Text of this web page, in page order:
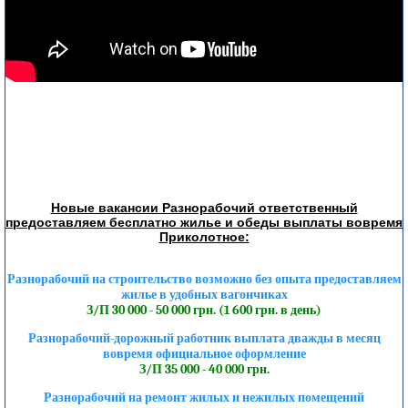
Новые вакансии Разнорабочий ответственный
предоставляем бесплатно жилье и обеды выплаты вовремя
Приколотное:
Разнорабочий на строительство возможно без опыта предоставляем
жилье в удобных вагончиках
З/П 30 000 - 50 000 грн. (1 600 грн. в день)
Разнорабочий-дорожный работник выплата дважды в месяц
вовремя официальное оформление
З/П 35 000 - 40 000 грн.
Разнорабочий на ремонт жилых и нежилых помещений